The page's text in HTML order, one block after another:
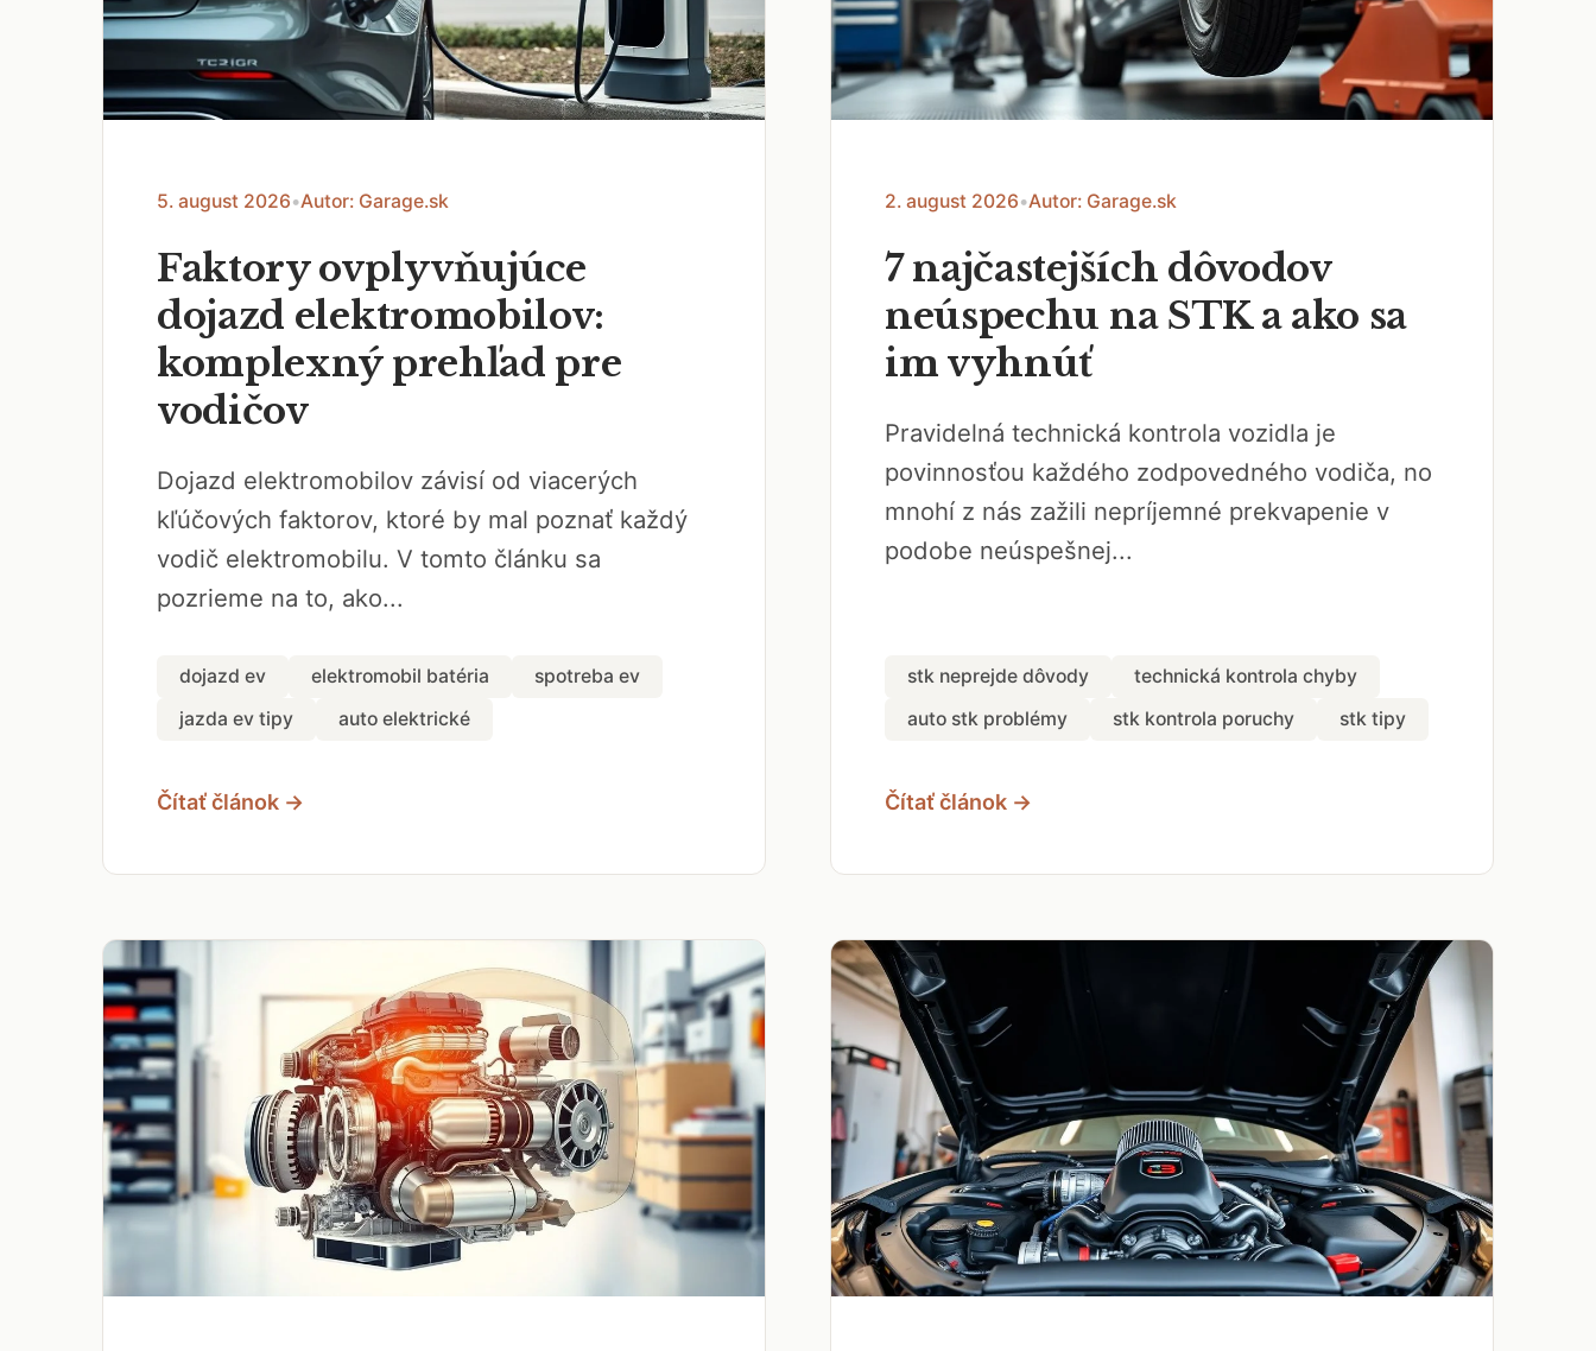
5. august 2026•Autor: Garage.sk
Faktory ovplyvňujúce
dojazd elektromobilov:
komplexný prehľad pre
vodičov
Dojazd elektromobilov závisí od viacerých
kľúčových faktorov, ktoré by mal poznať každý
vodič elektromobilu. V tomto článku sa
pozrieme na to, ako...
dojazd ev elektromobil batéria
spotreba ev
jazda ev tipy
auto elektrické
Čítať článok →
2. august 2026•Autor: Garage.sk
7 najčastejších dôvodov
neúspechu na STK a ako sa
im vyhnúť
Pravidelná technická kontrola vozidla je
povinnosťou každého zodpovedného vodiča, no
mnohí z nás zažili nepríjemné prekvapenie v
podobe neúspešnej...
stk neprejde dôvody
technická kontrola chyby
auto stk problémy
stk kontrola poruchy stk tipy
Čítať článok →